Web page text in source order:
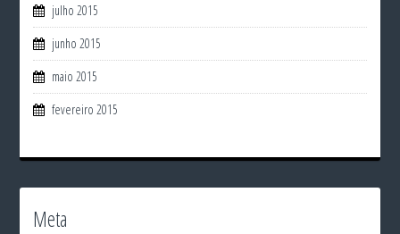
julho 2015
junho 2015
maio 2015
fevereiro 2015
Meta